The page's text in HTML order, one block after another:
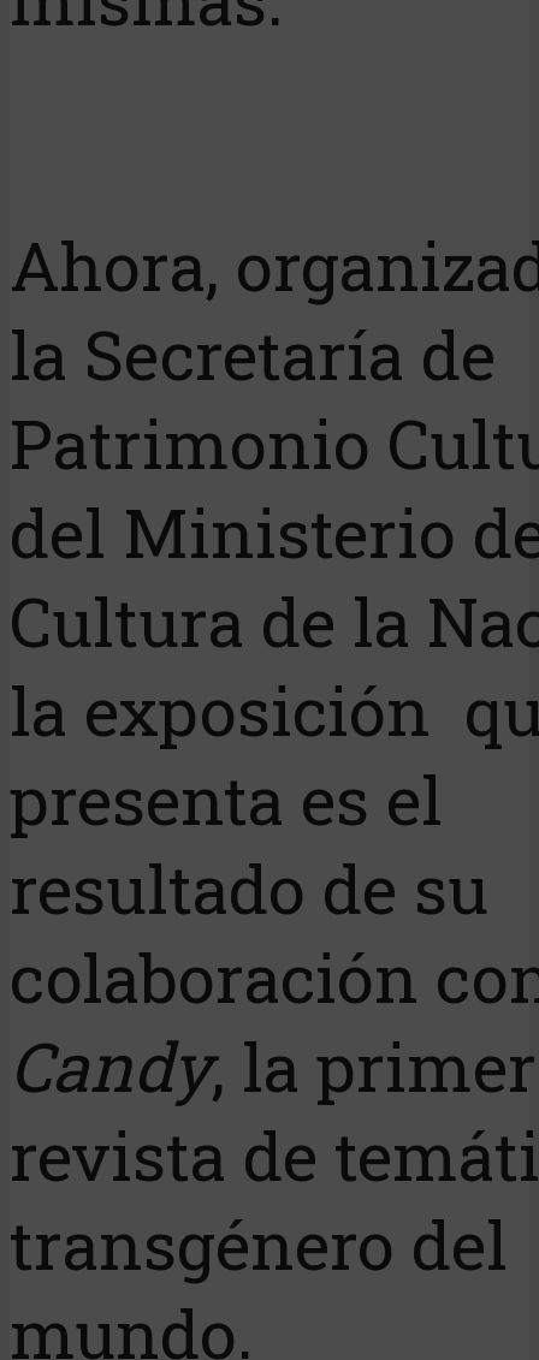
Ahora,
la Secretaría de
Patrimonio
del Ministerio
Cultura de la
la exposición
presenta es el
resultado de su
colaboración
Candy, la
revista de
transgénero del
mundo.